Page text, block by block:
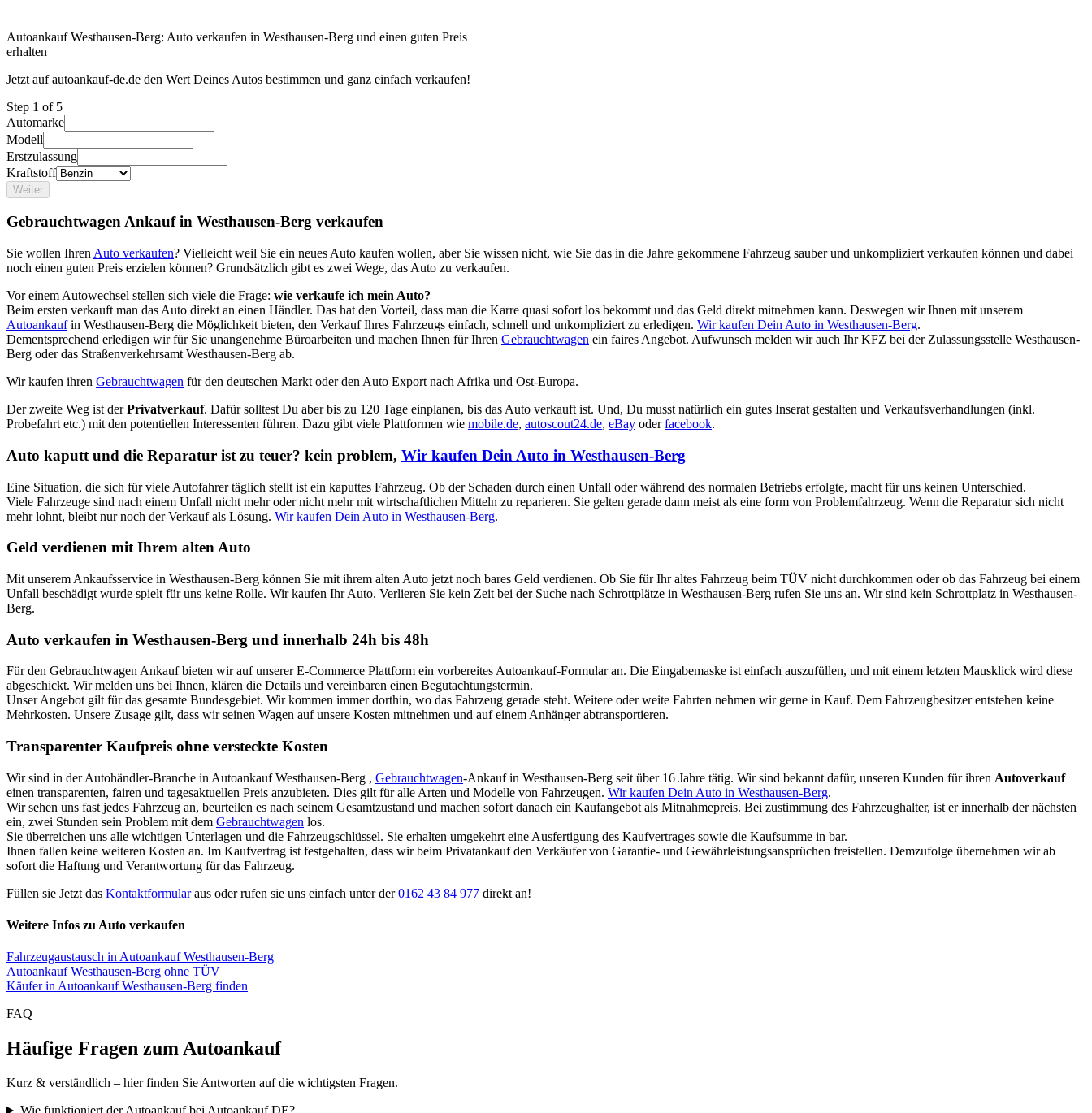
Autoankauf Westhausen-Berg: Auto verkaufen in Westhausen-Berg und einen guten Preis
erhalten
Jetzt auf autoankauf-de.de den Wert Deines Autos bestimmen und ganz einfach verkaufen!
Step 1 of 5
Automarke
Modell
Erstzulassung
Kraftstoff
Weiter
Gebrauchtwagen Ankauf in Westhausen-Berg verkaufen
Sie wollen Ihren Auto verkaufen? Vielleicht weil Sie ein neues Auto kaufen wollen, aber Sie wissen nicht, wie Sie das in die Jahre gekommene Fahrzeug sauber und unkompliziert verkaufen können und dabei
noch einen guten Preis erzielen können? Grundsätzlich gibt es zwei Wege, das Auto zu verkaufen.
Vor einem Autowechsel stellen sich viele die Frage: wie verkaufe ich mein Auto?
Beim ersten verkauft man das Auto direkt an einen Händler. Das hat den Vorteil, dass man die Karre quasi sofort los bekommt und das Geld direkt mitnehmen kann. Deswegen wir Ihnen mit unserem
Autoankaufin Westhausen-Berg die Möglichkeit bieten, den Verkauf Ihres Fahrzeugs einfach, schnell und unkompliziert zu erledigen. Wir kaufen Dein Auto in Westhausen-Berg.
Dementsprechend erledigen wir für Sie unangenehme Büroarbeiten und machen Ihnen für Ihren Gebrauchtwagen ein faires Angebot. Aufwunsch melden wir auch Ihr KFZ bei der Zulassungsstelle Westhausen-
Berg oder das Straßenverkehrsamt Westhausen-Berg ab.
Wir kaufen ihren Gebrauchtwagen für den deutschen Markt oder den Auto Export nach Afrika und Ost-Europa.
Der zweite Weg ist derPrivatverkauf. Dafür solltest Du aber bis zu 120 Tage einplanen, bis das Auto verkauft ist. Und, Du musst natürlich ein gutes Inserat gestalten und Verkaufsverhandlungen (inkl.
Probefahrt etc.) mit den potentiellen Interessenten führen. Dazu gibt viele Plattformen wie mobile.de, autoscout24.de, eBay oderfacebook.
Auto kaputt und die Reparatur ist zu teuer? kein problem, Wir kaufen Dein Auto in Westhausen-Berg
Eine Situation, die sich für viele Autofahrer täglich stellt ist ein kaputtes Fahrzeug. Ob der Schaden durch einen Unfall oder während des normalen Betriebs erfolgte, macht für uns keinen Unterschied.
Viele Fahrzeuge sind nach einem Unfall nicht mehr oder nicht mehr mit wirtschaftlichen Mitteln zu reparieren. Sie gelten gerade dann meist als eine form von Problemfahrzeug. Wenn die Reparatur sich nicht
mehr lohnt, bleibt nur noch der Verkauf als Lösung. Wir kaufen Dein Auto in Westhausen-Berg.
Geld verdienen mit Ihrem alten Auto
Mit unserem Ankaufsservice in Westhausen-Berg können Sie mit ihrem alten Auto jetzt noch bares Geld verdienen. Ob Sie für Ihr altes Fahrzeug beim TÜV nicht durchkommen oder ob das Fahrzeug bei einem
Unfall beschädigt wurde spielt für uns keine Rolle. Wir kaufen Ihr Auto. Verlieren Sie kein Zeit bei der Suche nach Schrottplätze in Westhausen-Berg rufen Sie uns an. Wir sind kein Schrottplatz in Westhausen-
Berg.
Auto verkaufen in Westhausen-Berg und innerhalb 24h bis 48h
Für den Gebrauchtwagen Ankauf bieten wir auf unserer E-Commerce Plattform ein vorbereites Autoankauf-Formular an. Die Eingabemaske ist einfach auszufüllen, und mit einem letzten Mausklick wird diese
abgeschickt. Wir melden uns bei Ihnen, klären die Details und vereinbaren einen Begutachtungstermin.
Unser Angebot gilt für das gesamte Bundesgebiet. Wir kommen immer dorthin, wo das Fahrzeug gerade steht. Weitere oder weite Fahrten nehmen wir gerne in Kauf. Dem Fahrzeugbesitzer entstehen keine
Mehrkosten. Unsere Zusage gilt, dass wir seinen Wagen auf unsere Kosten mitnehmen und auf einem Anhänger abtransportieren.
Transparenter Kaufpreis ohne versteckte Kosten
Wir sind in der Autohändler-Branche in Autoankauf Westhausen-Berg , Gebrauchtwagen-Ankauf in Westhausen-Berg seit über 16 Jahre tätig. Wir sind bekannt dafür, unseren Kunden für ihren Autoverkauf
einen transparenten, fairen und tagesaktuellen Preis anzubieten. Dies gilt für alle Arten und Modelle von Fahrzeugen. Wir kaufen Dein Auto in Westhausen-Berg.
Wir sehen uns fast jedes Fahrzeug an, beurteilen es nach seinem Gesamtzustand und machen sofort danach ein Kaufangebot als Mitnahmepreis. Bei zustimmung des Fahrzeughalter, ist er innerhalb der nächsten
ein, zwei Stunden sein Problem mit dem Gebrauchtwagen los.
Sie überreichen uns alle wichtigen Unterlagen und die Fahrzeugschlüssel. Sie erhalten umgekehrt eine Ausfertigung des Kaufvertrages sowie die Kaufsumme in bar.
Ihnen fallen keine weiteren Kosten an. Im Kaufvertrag ist festgehalten, dass wir beim Privatankauf den Verkäufer von Garantie- und Gewährleistungsansprüchen freistellen. Demzufolge übernehmen wir ab
sofort die Haftung und Verantwortung für das Fahrzeug.
Füllen sie Jetzt das Kontaktformularaus oder rufen sie uns einfach unter der0162 43 84 977 direkt an!
Weitere Infos zu Auto verkaufen
Fahrzeugaustausch in Autoankauf Westhausen-Berg
Autoankauf Westhausen-Berg ohne TÜV
Käufer in Autoankauf Westhausen-Berg finden
FAQ
Häufige Fragen zum Autoankauf
Kurz & verständlich – hier finden Sie Antworten auf die wichtigsten Fragen.